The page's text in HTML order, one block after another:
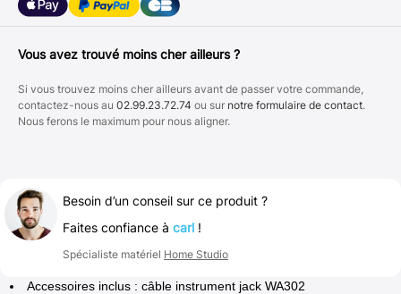
Vous avez trouvé moins cher ailleurs ?
Si vous trouvez moins cher ailleurs avant de passer votre commande,
contactez-nous au 02.99.23.72.74 ou sur notre formulaire de contact.
Nous ferons le maximum pour nous aligner.
Besoin d’un conseil sur ce produit ?
Faites confiance à carl !
Spécialiste matériel Home Studio
Accessoires inclus : câble instrument jack WA302